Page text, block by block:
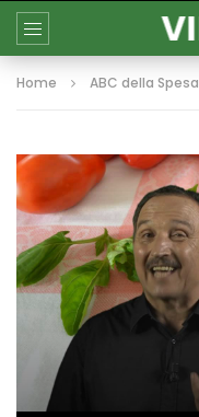
Home ABC della Spesa